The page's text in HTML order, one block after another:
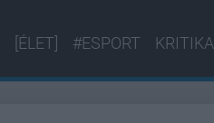
[ÉLET] #ESPORT KRITIKA